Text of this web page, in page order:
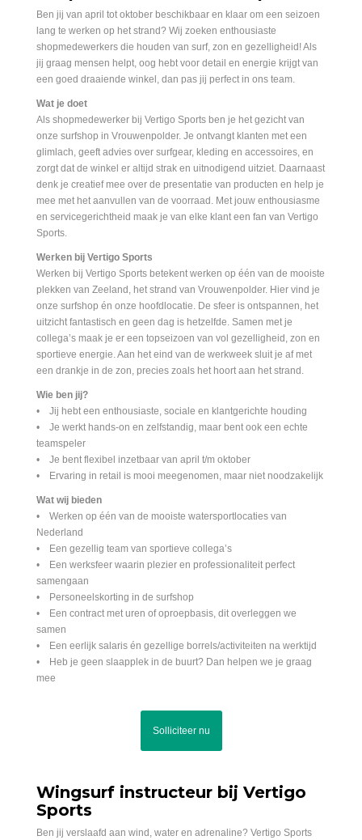
Ben jij van april tot oktober beschikbaar en klaar om een seizoen
lang te werken op het strand? Wij zoeken enthousiaste
shopmedewerkers die houden van surf, zon en gezelligheid! Als
jij graag mensen helpt, oog hebt voor detail en energie krijgt van
een goed draaiende winkel, dan pas jij perfect in ons team.
Wat je doet
Als shopmedewerker bij Vertigo Sports ben je het gezicht van
onze surfshop in Vrouwenpolder. Je ontvangt klanten met een
glimlach, geeft advies over surfgear, kleding en accessoires, en
zorgt dat de winkel er altijd strak en uitnodigend uitziet. Daarnaast
denk je creatief mee over de presentatie van producten en help je
mee met het aanvullen van de voorraad. Met jouw enthousiasme
en servicegerichtheid maak je van elke klant een fan van Vertigo
Sports.
Werken bij Vertigo Sports
Werken bij Vertigo Sports betekent werken op één van de mooiste
plekken van Zeeland, het strand van Vrouwenpolder. Hier vind je
onze surfshop én onze hoofdlocatie. De sfeer is ontspannen, het
uitzicht fantastisch en geen dag is hetzelfde. Samen met je
collega’s maak je er een topseizoen van vol gezelligheid, zon en
sportieve energie. Aan het eind van de werkweek sluit je af met
een drankje in de zon, precies zoals het hoort aan het strand.
Wie ben jij?
• Jij hebt een enthousiaste, sociale en klantgerichte houding
• Je werkt hands-on en zelfstandig, maar bent ook een echte
teamspeler
• Je bent flexibel inzetbaar van april t/m oktober
• Ervaring in retail is mooi meegenomen, maar niet noodzakelijk
Wat wij bieden
• Werken op één van de mooiste watersportlocaties van
Nederland
• Een gezellig team van sportieve collega’s
• Een werksfeer waarin plezier en professionaliteit perfect
samengaan
• Personeelskorting in de surfshop
• Een contract met uren of oproepbasis, dit overleggen we
samen
• Een eerlijk salaris én gezellige borrels/activiteiten na werktijd
• Heb je geen slaapplek in de buurt? Dan helpen we je graag
mee
Solliciteer nu
Wingsurf instructeur bij Vertigo
Sports
Ben jij verslaafd aan wind, water en adrenaline? Vertigo Sports